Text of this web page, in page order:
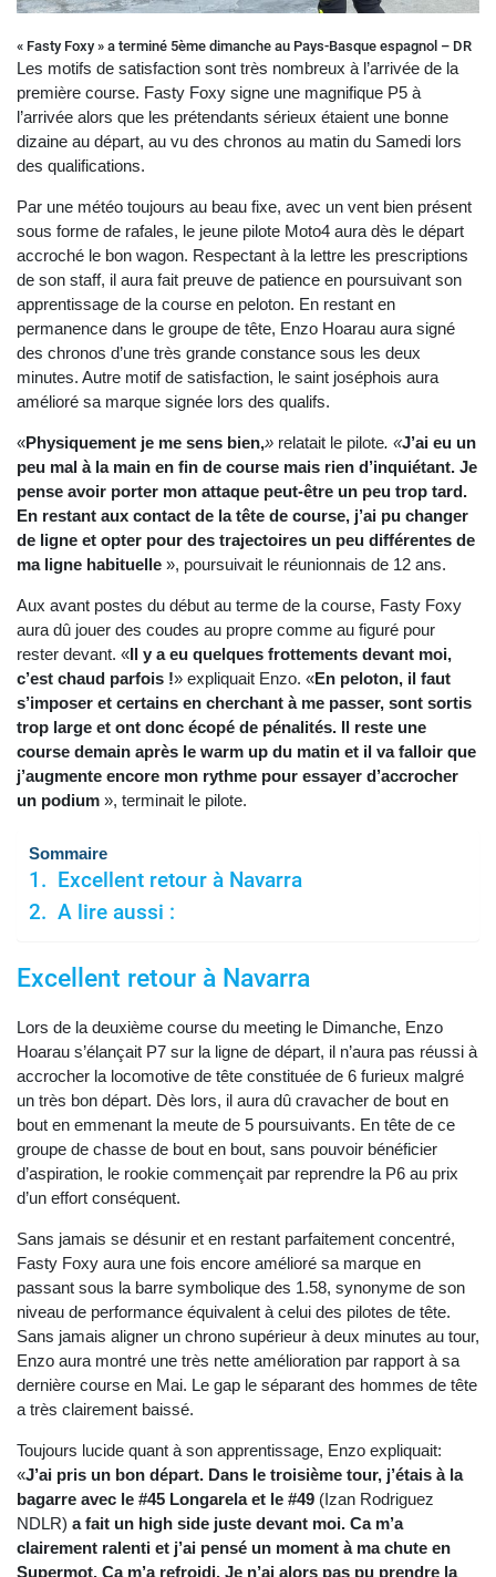
« Fasty Foxy » a terminé 5ème dimanche au Pays-Basque espagnol – DR
Les motifs de satisfaction sont très nombreux à l’arrivée de la
première course. Fasty Foxy signe une magnifique P5 à
l’arrivée alors que les prétendants sérieux étaient une bonne
dizaine au départ, au vu des chronos au matin du Samedi lors
des qualifications.
Par une météo toujours au beau fixe, avec un vent bien présent
sous forme de rafales, le jeune pilote Moto4 aura dès le départ
accroché le bon wagon. Respectant à la lettre les prescriptions
de son staff, il aura fait preuve de patience en poursuivant son
apprentissage de la course en peloton. En restant en
permanence dans le groupe de tête, Enzo Hoarau aura signé
des chronos d’une très grande constance sous les deux
minutes. Autre motif de satisfaction, le saint joséphois aura
amélioré sa marque signée lors des qualifs.
«Physiquement je me sens bien,» relatait le pilote. «J’ai eu un
peu mal à la main en fin de course mais rien d’inquiétant. Je
pense avoir porter mon attaque peut-être un peu trop tard.
En restant aux contact de la tête de course, j’ai pu changer
de ligne et opter pour des trajectoires un peu différentes de
ma ligne habituelle », poursuivait le réunionnais de 12 ans.
Aux avant postes du début au terme de la course, Fasty Foxy
aura dû jouer des coudes au propre comme au figuré pour
rester devant. «Il y a eu quelques frottements devant moi,
c’est chaud parfois !» expliquait Enzo. «En peloton, il faut
s’imposer et certains en cherchant à me passer, sont sortis
trop large et ont donc écopé de pénalités. Il reste une
course demain après le warm up du matin et il va falloir que
j’augmente encore mon rythme pour essayer d’accrocher
un podium », terminait le pilote.
Sommaire
Excellent retour à Navarra
A lire aussi :
Excellent retour à Navarra
Lors de la deuxième course du meeting le Dimanche, Enzo
Hoarau s’élançait P7 sur la ligne de départ, il n’aura pas réussi à
accrocher la locomotive de tête constituée de 6 furieux malgré
un très bon départ. Dès lors, il aura dû cravacher de bout en
bout en emmenant la meute de 5 poursuivants. En tête de ce
groupe de chasse de bout en bout, sans pouvoir bénéficier
d’aspiration, le rookie commençait par reprendre la P6 au prix
d’un effort conséquent.
Sans jamais se désunir et en restant parfaitement concentré,
Fasty Foxy aura une fois encore amélioré sa marque en
passant sous la barre symbolique des 1.58, synonyme de son
niveau de performance équivalent à celui des pilotes de tête.
Sans jamais aligner un chrono supérieur à deux minutes au tour,
Enzo aura montré une très nette amélioration par rapport à sa
dernière course en Mai. Le gap le séparant des hommes de tête
a très clairement baissé.
Toujours lucide quant à son apprentissage, Enzo expliquait:
«J’ai pris un bon départ. Dans le troisième tour, j’étais à la
bagarre avec le #45 Longarela et le #49 (Izan Rodriguez
NDLR) a fait un high side juste devant moi. Ca m’a
clairement ralenti et j’ai pensé un moment à ma chute en
Supermot. Ca m’a refroidi. Je n’ai alors pas pu prendre la